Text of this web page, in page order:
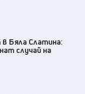
Бяла Слатина:
случай на